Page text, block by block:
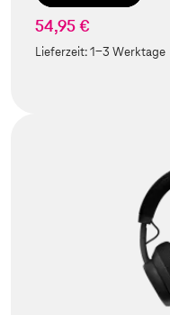
54,95 €
Lieferzeit:1-3 Werktage